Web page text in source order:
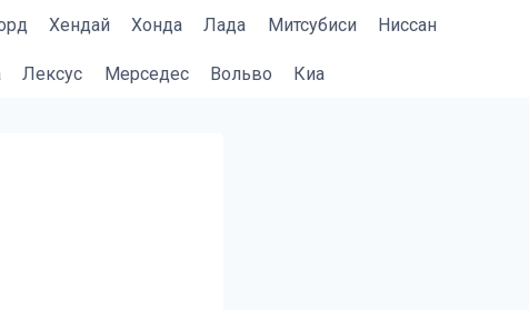
Хендай Хонда Лада Митсубиси Ниссан
Лексус Мерседес Вольво Киа